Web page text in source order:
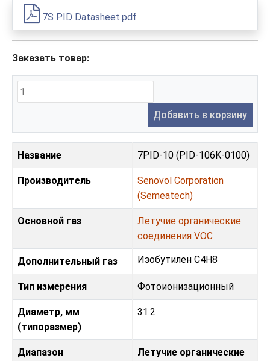
7S PID Datasheet.pdf
Заказать товар:
Добавить в корзину
Название 7PID-10 (PID-106K-0100)
Производитель
Senovol Corporation
(Semeatech)
Основной газ
Летучие органические
соединения VOC
Дополнительный газ Изобутилен C4H8
Тип измерения Фотоионизационный
Диаметр, мм
(типоразмер)
31.2
Диапазон
Летучие органические